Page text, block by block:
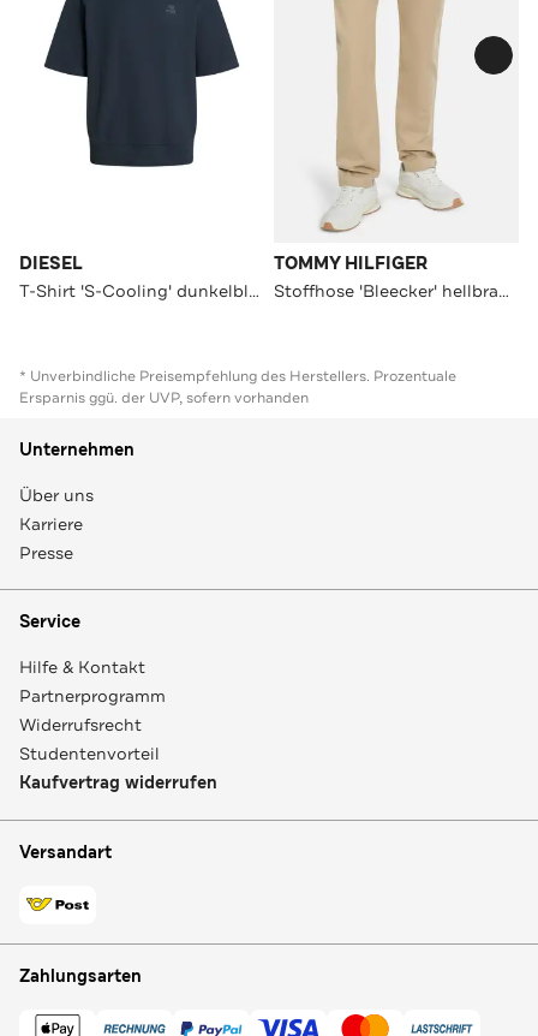
DIESEL
T-Shirt 'S-Cooling' dunkelblau
TOMMY HILFIGER
Stoffhose 'Bleecker' hellbraun
* Unverbindliche Preisempfehlung des Herstellers. Prozentuale
Ersparnis ggü. der UVP, sofern vorhanden
Unternehmen
Über uns
Karriere
Presse
Service
Hilfe & Kontakt
Partnerprogramm
Widerrufsrecht
Studentenvorteil
Kaufvertrag widerrufen
Versandart
Zahlungsarten